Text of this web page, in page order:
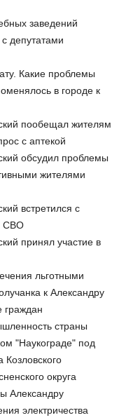
заведений
депутатами
Какие проблемы
в городе к
пообещал жителям
с аптекой
обсудил проблемы
жителями
встретился с
СВО
принял участие в
льготными
к Александру
граждан
страны
"Наукограде" под
Козловского
округа
Александру
электричества